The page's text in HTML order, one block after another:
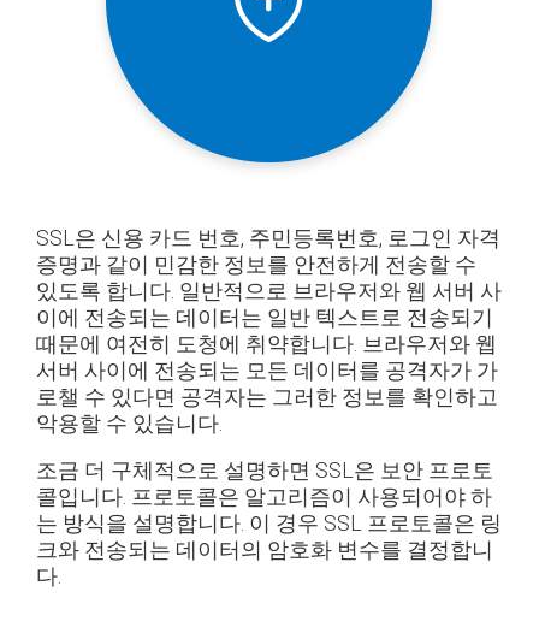
SSL은 신용 카드 번호, 주민등록번호, 로그인 자격
증명과 같이 민감한 정보를 안전하게 전송할 수
있도록 합니다. 일반적으로 브라우저와 웹 서버 사
이에 전송되는 데이터는 일반 텍스트로 전송되기
때문에 여전히 도청에 취약합니다. 브라우저와 웹
서버 사이에 전송되는 모든 데이터를 공격자가 가
로챌 수 있다면 공격자는 그러한 정보를 확인하고
악용할 수 있습니다.
조금 더 구체적으로 설명하면 SSL은 보안 프로토
콜입니다. 프로토콜은 알고리즘이 사용되어야 하
는 방식을 설명합니다. 이 경우 SSL 프로토콜은 링
크와 전송되는 데이터의 암호화 변수를 결정합니
다.